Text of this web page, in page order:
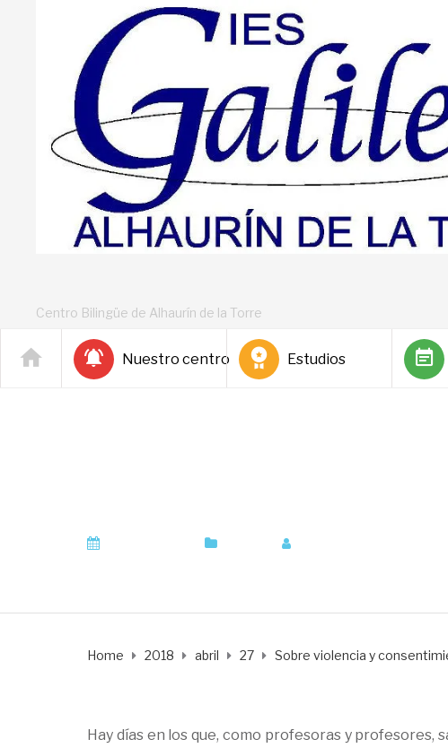
Centro Bilingüe de Alhaurín de la Torre
Nuestro centro Estudios
Home 2018 abril 27 Sobre violencia y
Hay días en los que, como profesoras y